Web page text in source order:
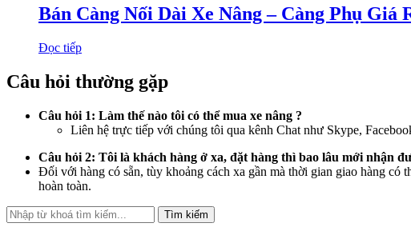
Bán Càng Nối Dài Xe Nâng – Càng Phụ Giá
Đọc tiếp
Câu hỏi thường gặp
Câu hỏi 1: Làm thế nào tôi có thể mua xe nâng ?
Liên hệ trực tiếp với chúng tôi qua kênh Chat như Skype,
Câu hỏi 2: Tôi là khách hàng ở xa, đặt hàng thì bao lâu mới nhận
Đối với hàng có sẵn, tùy khoảng cách xa gần mà thời gian giao hàng có
hoàn toàn.
Tìm kiếm